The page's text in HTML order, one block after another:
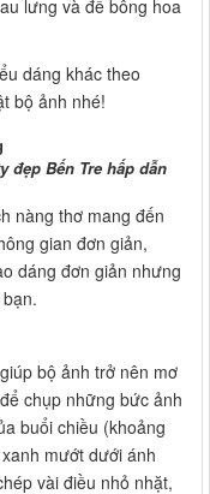
lưng và để bông hoa
dáng khác theo
bộ ảnh nhé!
đẹp Bến Tre hấp dẫn
nàng thơ mang đến
gian đơn giản,
dáng đơn giản nhưng
bộ ảnh trở nên mơ
chụp những bức ảnh
buổi chiều (khoảng
mướt dưới ánh
vài điều nhỏ nhặt,